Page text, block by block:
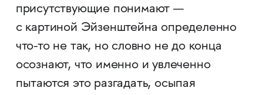
присутствующие понимают —
с картиной Эйзенштейна определенно
что-то не так, но словно не до конца
осознают, что именно и увлеченно
пытаются это разгадать, осыпая